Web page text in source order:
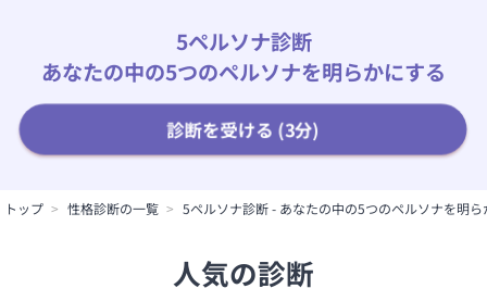
5ペルソナ診断
あなたの中の5つのペルソナを明らかにする
診断を受ける (3分)
トップ 性格診断の一覧 5ペルソナ診断 - あなたの中の5つのペルソナを明ら
人気の診断